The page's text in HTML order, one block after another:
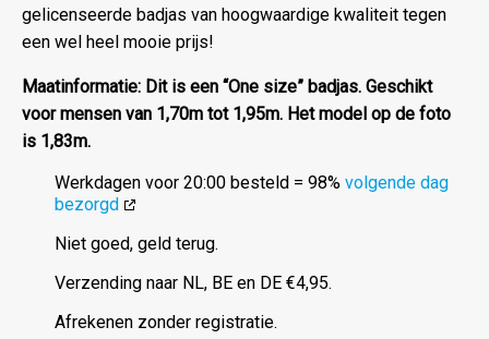
gelicenseerde badjas van hoogwaardige kwaliteit tegen
een wel heel mooie prijs!
Maatinformatie: Dit is een “One size” badjas. Geschikt
voor mensen van 1,70m tot 1,95m. Het model op de foto
is 1,83m.
Werkdagen voor 20:00 besteld = 98% volgende dag
bezorgd
Niet goed, geld terug.
Verzending naar NL, BE en DE €4,95.
Afrekenen zonder registratie.